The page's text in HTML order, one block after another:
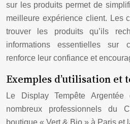
sur les produits permet de
meilleure expérience client. Les
trouver les produits qu’ils
informations essentielles sur
renforce leur confiance et
Exemples d’utilisation et
Le Display Tempête
nombreux professionnels du
boutique « Vert & Bio » à Paris et